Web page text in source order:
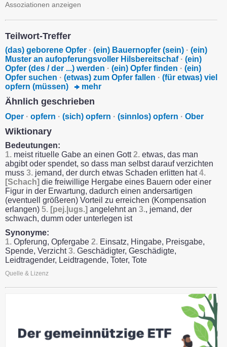
Assoziationen anzeigen
Teilwort-Treffer
(das) geborene Opfer · (ein) Bauernopfer (sein) · (ein)
Muster an aufopferungsvoller Hilsbereitschaf · (ein)
Opfer (des / der ...) werden · (ein) Opfer finden · (ein)
Opfer suchen · (etwas) zum Opfer fallen · (für etwas) viel
opfern (müssen)
mehr
Ähnlich geschrieben
Oper · opfern · (sich) opfern · (sinnlos) opfern · Ober
Wiktionary
Bedeutungen:
1. meist rituelle Gabe an einen Gott2. etwas, das man
abgibt oder spendet, so dass man selbst darauf verzichten
muss 3. jemand, der durch etwas Schaden erlitten hat4.
[Schach] die freiwillige Hergabe eines Bauern oder einer
Figur in der Erwartung, dadurch einen andersartigen
(eventuell größeren) Vorteil zu erreichen (Kompensation
erlangen) 5. [pej.|ugs.] angelehnt an 3., jemand, der
schwach, dumm oder unterlegen ist
Synonyme:
1. Opferung, Opfergabe 2. Einsatz, Hingabe, Preisgabe,
Spende, Verzicht3. Geschädigter, Geschädigte,
Leidtragender, Leidtragende, Toter, Tote
Quelle & Lizenz